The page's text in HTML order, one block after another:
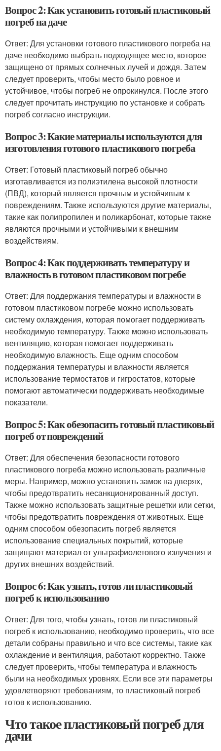
Вопрос 2: Как установить готовый пластиковый
погреб на даче
Ответ: Для установки готового пластикового погреба на
даче необходимо выбрать подходящее место, которое
защищено от прямых солнечных лучей и дождя. Затем
следует проверить, чтобы место было ровное и
устойчивое, чтобы погреб не опрокинулся. После этого
следует прочитать инструкцию по установке и собрать
погреб согласно инструкции.
Вопрос 3: Какие материалы используются для
изготовления готового пластикового погреба
Ответ: Готовый пластиковый погреб обычно
изготавливается из полиэтилена высокой плотности
(ПВД), который является прочным и устойчивым к
повреждениям. Также используются другие материалы,
такие как полипропилен и поликарбонат, которые также
являются прочными и устойчивыми к внешним
воздействиям.
Вопрос 4: Как поддерживать температуру и
влажность в готовом пластиковом погребе
Ответ: Для поддержания температуры и влажности в
готовом пластиковом погребе можно использовать
систему охлаждения, которая помогает поддерживать
необходимую температуру. Также можно использовать
вентиляцию, которая помогает поддерживать
необходимую влажность. Еще одним способом
поддержания температуры и влажности является
использование термостатов и гигростатов, которые
помогают автоматически поддерживать необходимые
показатели.
Вопрос 5: Как обезопасить готовый пластиковый
погреб от повреждений
Ответ: Для обеспечения безопасности готового
пластикового погреба можно использовать различные
меры. Например, можно установить замок на дверях,
чтобы предотвратить несанкционированный доступ.
Также можно использовать защитные решетки или сетки,
чтобы предотвратить повреждения от животных. Еще
одним способом обезопасить погреб является
использование специальных покрытий, которые
защищают материал от ультрафиолетового излучения и
других внешних воздействий.
Вопрос 6: Как узнать, готов ли пластиковый
погреб к использованию
Ответ: Для того, чтобы узнать, готов ли пластиковый
погреб к использованию, необходимо проверить, что все
детали собраны правильно и что все системы, такие как
охлаждение и вентиляция, работают корректно. Также
следует проверить, чтобы температура и влажность
были на необходимых уровнях. Если все эти параметры
удовлетворяют требованиям, то пластиковый погреб
готов к использованию.
Что такое пластиковый погреб для
дачи